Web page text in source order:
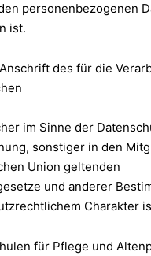
personenbezogenen
ist.
des für die
im Sinne der
sonstiger in den
Union geltenden
und anderer
Charakter
für Pflege und